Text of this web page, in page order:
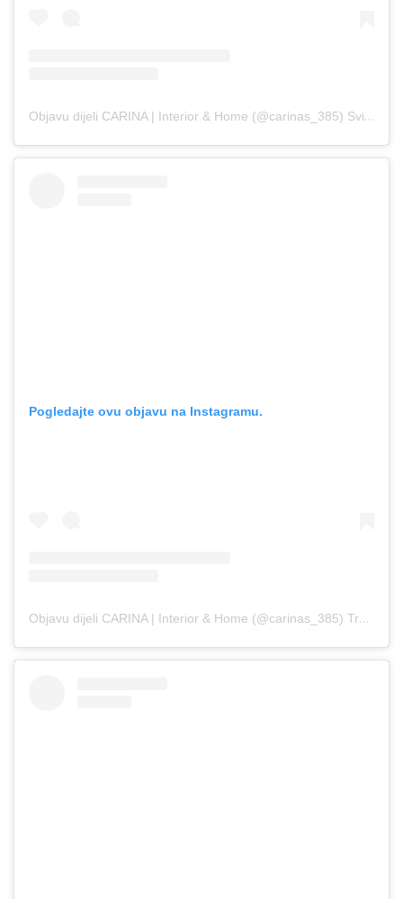
Objavu dijeli CARINA | Interior & Home (@carinas_385) Svi 22, 2019 u 10:34 PDT
Pogledajte ovu objavu na Instagramu.
Objavu dijeli CARINA | Interior & Home (@carinas_385) Tra 30, 2019 u 11:14 PDT